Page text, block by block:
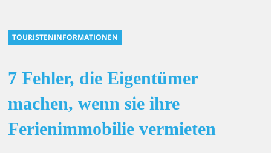
TOURISTENINFORMATIONEN
7 Fehler, die Eigentümer
machen, wenn sie ihre
Ferienimmobilie vermieten